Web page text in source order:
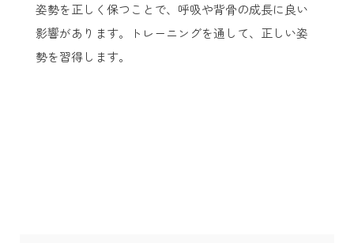
姿勢を正しく保つことで、呼吸や背骨の成長に良い
影響があります。トレーニングを通して、正しい姿
勢を習得します。